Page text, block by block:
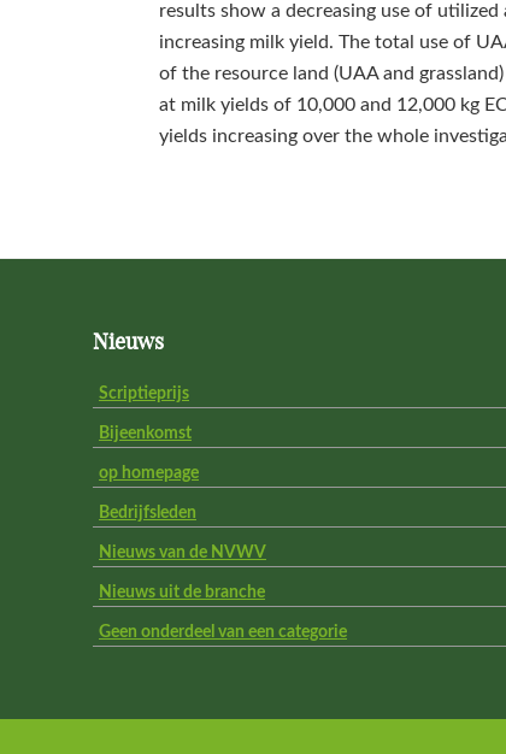
results show a decreasing use of
increasing milk yield. The total use of
of the resource land (UAA and
at milk yields of 10,000 and 12,000 kg
yields increasing over the whole
Nieuws
Scriptieprijs
Bijeenkomst
op homepage
Bedrijfsleden
Nieuws van de NVWV
Nieuws uit de branche
Geen onderdeel van een categorie